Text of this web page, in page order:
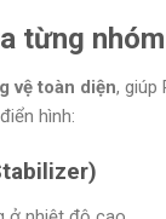
từng
vệ toàn diện, giúp
hình: